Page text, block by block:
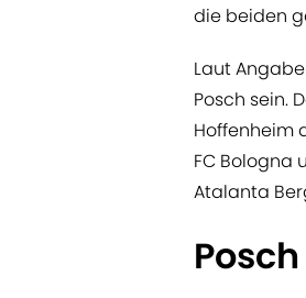
die beiden
Laut
Posch sein.
Hoffenheim
FC Bologna
Atalanta